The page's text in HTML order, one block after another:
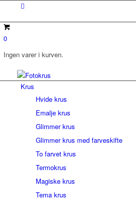
0
Ingen varer i kurven.
Krus
Hvide krus
Emalje krus
Glimmer krus
Glimmer krus med farveskifte
To farvet krus
Termokrus
Magiske krus
Tema krus